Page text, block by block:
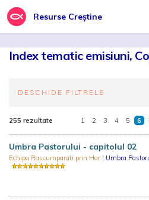
Resurse Creștine
Index tematic emisiuni,
DESCHIDE FILTRELE
255 rezultate 1 2 3 4 5 6
Umbra Pastorului - capitolul 02
Echipa Rascumparati prin Har | Umbra